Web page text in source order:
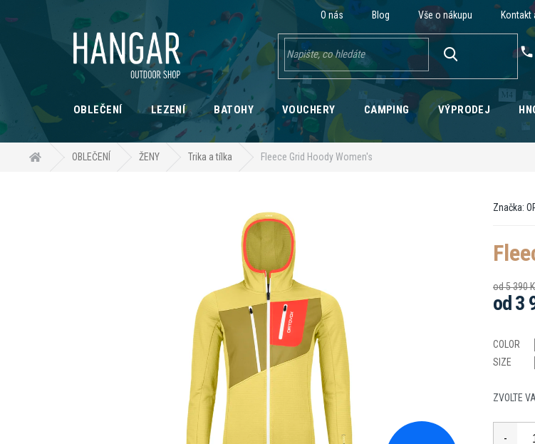
na
O nás Blog Vše o nákupu Kontakt
OBLEČENÍ LEZENÍ BATOHY VOUCHERY CAMPING VÝPRODEJ
Domů OBLEČENÍ ŽENY Trika a tílka Fleece Grid Hoody Women's
Značka:
od 5 390
od 3
cena:
COLOR
SIZE
ZVOLTE